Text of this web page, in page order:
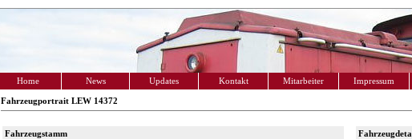
Home News Updates Kontakt Mitarbeiter Impressum
Fahrzeugportrait LEW 14372
Fahrzeugstamm